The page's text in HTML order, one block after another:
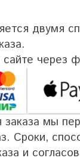
двумя
сайте через
мы
Сроки,
и